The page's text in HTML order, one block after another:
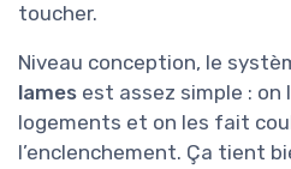
toucher.
Niveau conception, le
lames est assez simple : on
logements et on les fait
l’enclenchement. Ça tient